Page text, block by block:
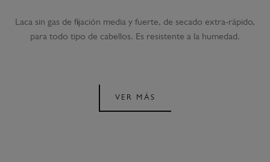
Laca sin gas de fijación media y fuerte, de secado extra-rápido,
para todo tipo de cabellos. Es resistente a la humedad.
VER MÁS